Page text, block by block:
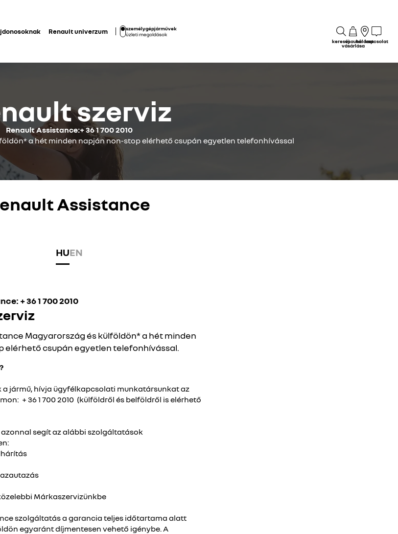
Renault univerzum
személygépjárművek
üzleti megoldások
keresésúj autó
vásárlása
hálózatkapcsolat
szerviz
Renault Assistance:+ 36 1 700 2010
a hét minden napján non-stop elérhető csupán egyetlen telefonhívással
Assistance
HUEN
+ 36 1 700 2010
Magyarország és külföldön* a hét minden
elérhető csupán egyetlen telefonhívással.
a jármű, hívja ügyfélkapcsolati munkatársunkat az
+ 36 1 700 2010 (külföldről és belföldről is elérhető
segít az alábbi szolgáltatások
Márkaszervizünkbe
szolgáltatás a garancia teljes időtartama alatt
egyaránt díjmentesen vehető igénybe. A